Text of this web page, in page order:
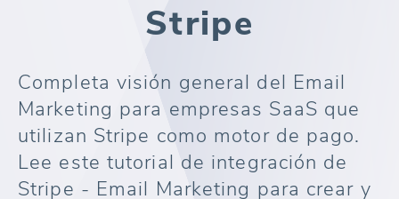
Stripe
Completa visión general del Email
Marketing para empresas SaaS que
utilizan Stripe como motor de pago.
Lee este tutorial de integración de
Stripe - Email Marketing para crear y